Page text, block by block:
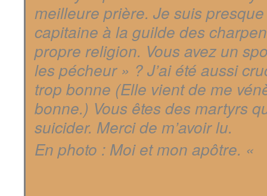
meilleure prière. Je suis
capitaine à la guilde des
propre religion. Vous avez un
les pécheur » ? J’ai été aussi
trop bonne (Elle vient de me
bonne.) Vous êtes des martyrs
suicider. Merci de m’avoir lu.
En photo : Moi et mon apôtre. «